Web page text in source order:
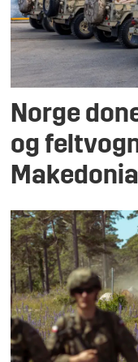
Norge
og
Makedonia